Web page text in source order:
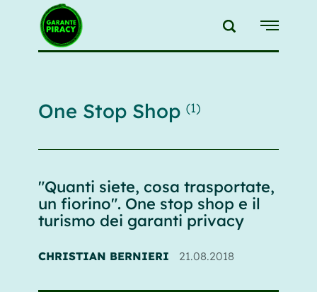
{{feedLink}}
One Stop Shop (1)
"Quanti siete, cosa trasportate,
un fiorino". One stop shop e il
turismo dei garanti privacy
CHRISTIAN BERNIERI 21.08.2018